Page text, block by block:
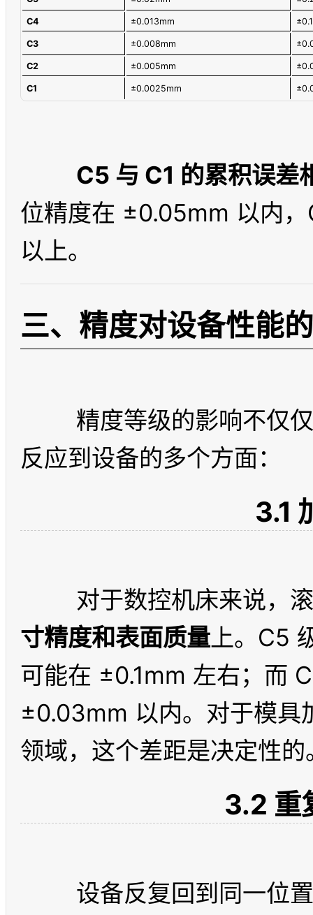
C4 ±0.013mm
C3 ±0.008mm
C2 ±0.005mm
C1 ±0.0025mm
C5 与 C1 的累积误差
位精度在 ±0.05mm 以内
三、精度对设备性能
3.1
对于数控机床来说，
寸精度和表面质量上。C5
可能在 ±0.1mm 左右；而
±0.03mm 以内。对于模具
3.2 重